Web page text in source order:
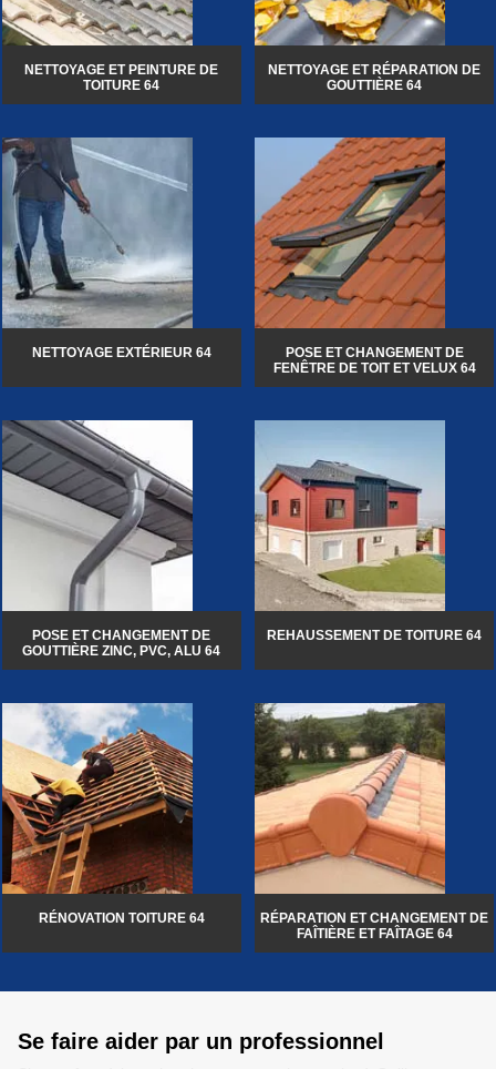
NETTOYAGE ET PEINTURE DE
TOITURE 64
NETTOYAGE ET RÉPARATION DE
GOUTTIÈRE 64
NETTOYAGE EXTÉRIEUR 64
POSE ET CHANGEMENT DE
FENÊTRE DE TOIT ET VELUX 64
POSE ET CHANGEMENT DE
GOUTTIÈRE ZINC, PVC, ALU 64
REHAUSSEMENT DE TOITURE 64
RÉNOVATION TOITURE 64
RÉPARATION ET CHANGEMENT DE
FAÎTIÈRE ET FAÎTAGE 64
Se faire aider par un professionnel